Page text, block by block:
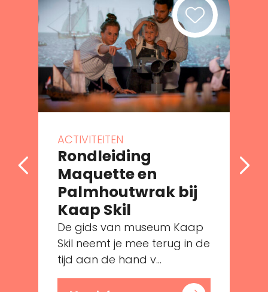
ACTIVITEITEN
Rondleiding
Maquette en
Palmhoutwrak bij
Kaap Skil
De gids van museum Kaap
Skil neemt je mee terug in de
tijd aan de hand v...